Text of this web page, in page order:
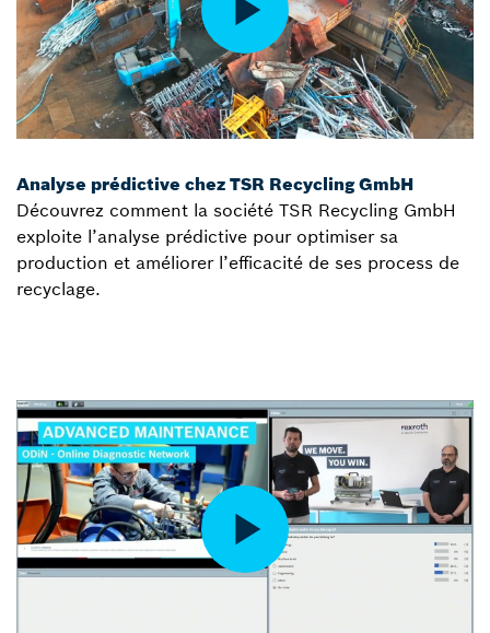
Analyse prédictive chez TSR Recycling GmbH
Découvrez comment la société TSR Recycling GmbH
exploite l’analyse prédictive pour optimiser sa
production et améliorer l’efficacité de ses process de
recyclage.